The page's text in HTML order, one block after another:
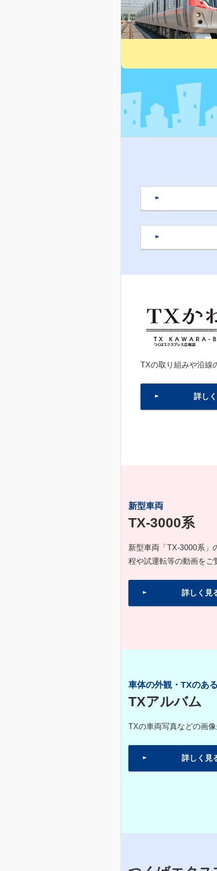
TXの取り組みや沿線
詳し
新型車両
TX-3000系
新型車両「TX-3000系」
程や試運転等の動画をご
詳しく見
車体の外観・TXのあ
TXアルバム
TXの車両写真などの画
詳しく見